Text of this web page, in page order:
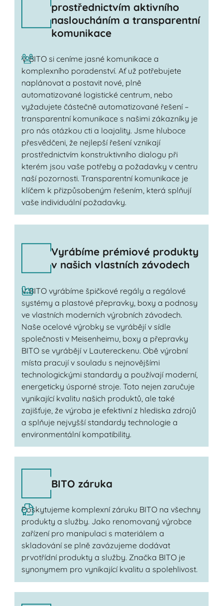
prostřednictvím aktivního
nasloucháním a transparentní
komunikace
V BITO si ceníme jasné komunikace a
komplexního poradenství. Ať už potřebujete
naplánovat a postavit nové, plně
automatizované logistické centrum, nebo
vyžadujete částečně automatizované řešení –
transparentní komunikace s našimi zákazníky je
pro nás otázkou cti a loajality. Jsme hluboce
přesvědčeni, že nejlepší řešení vznikají
prostřednictvím konstruktivního dialogu při
kterém jsou vaše potřeby a požadavky v centru
naší pozornosti. Transparentní komunikace je
klíčem k přizpůsobeným řešením, která splňují
vaše individuální požadavky.
Vyrábíme prémiové produkty
v našich vlastních závodech
V BITO vyrábíme špičkové regály a regálové
systémy a plastové přepravky, boxy a podnosy
ve vlastních moderních výrobních závodech.
Naše ocelové výrobky se vyrábějí v sídle
společnosti v Meisenheimu, boxy a přepravky
BITO se vyrábějí v Lautereckenu. Obě výrobní
místa pracují v souladu s nejnovějšími
technologickými standardy a používají moderní,
energeticky úsporné stroje. Toto nejen zaručuje
vynikající kvalitu našich produktů, ale také
zajišťuje, že výroba je efektivní z hlediska zdrojů
a splňuje nejvyšší standardy technologie a
environmentální kompatibility.
BITO záruka
Poskytujeme komplexní záruku BITO na všechny
produkty a služby. Jako renomovaný výrobce
zařízení pro manipulaci s materiálem a
skladování se plně zavázujeme dodávat
prvotřídní produkty a služby. Značka BITO je
synonymem pro vynikající kvalitu a spolehlivost.